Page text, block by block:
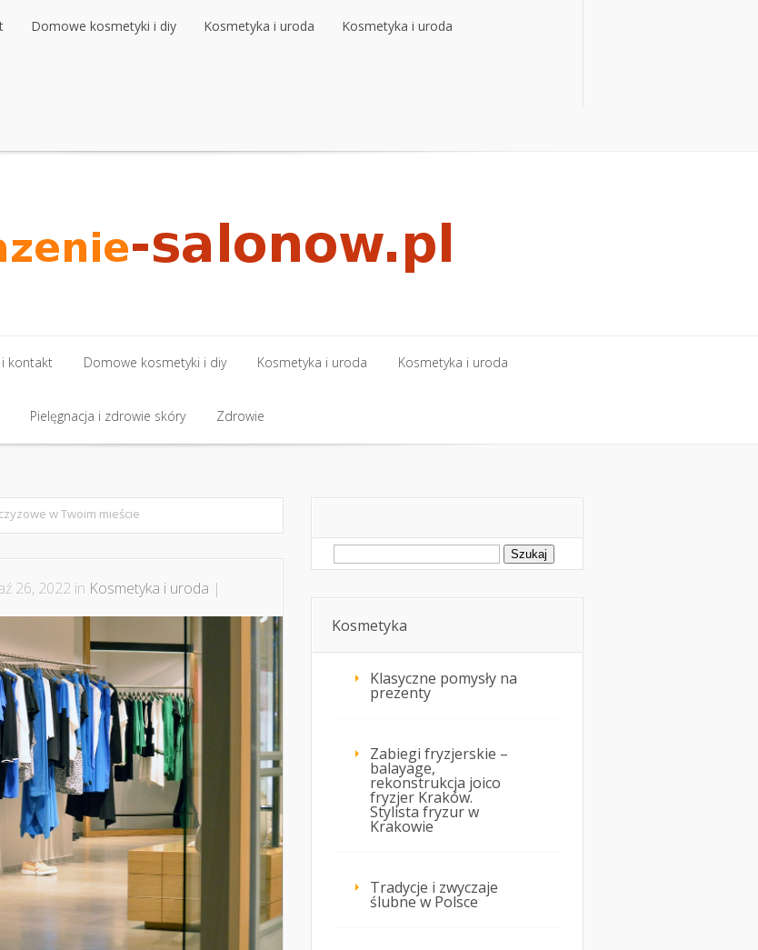
Domowe kosmetyki i diy Kosmetyka i uroda Kosmetyka i uroda
i kontakt
i kontakt
Domowe kosmetyki i diy
Domowe kosmetyki i diy
Kosmetyka i uroda
Kosmetyka i uroda
Kosmetyka i uroda
Pielęgnacja i zdrowie skóry Zdrowie
w Twoim mieście
26, 2022 in Kosmetyka i uroda |
Szukaj:
Kosmetyka
Klasyczne pomysły na
prezenty
Zabiegi fryzjerskie –
balayage,
rekonstrukcja joico
fryzjer Kraków.
Stylista fryzur w
Krakowie
Tradycje i zwyczaje
ślubne w Polsce